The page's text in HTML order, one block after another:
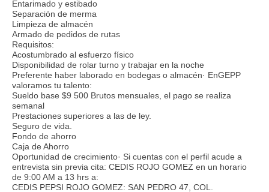
Entarimado y estibado
Separación de merma
Limpieza de almacén
Armado de pedidos de rutas
Requisitos:
Acostumbrado al esfuerzo físico
Disponibilidad de rolar turno y trabajar en la noche
Preferente haber laborado en bodegas o almacén· EnGEPP
valoramos tu talento:
Sueldo base $9 500 Brutos mensuales, el pago se realiza
semanal
Prestaciones superiores a las de ley.
Seguro de vida.
Fondo de ahorro
Caja de Ahorro
Oportunidad de crecimiento· Si cuentas con el perfil acude a
entrevista sin previa cita: CEDIS ROJO GOMEZ en un horario
de 9:00 AM a 13 hrs a:
CEDIS PEPSI ROJO GOMEZ: SAN PEDRO 47, COL.